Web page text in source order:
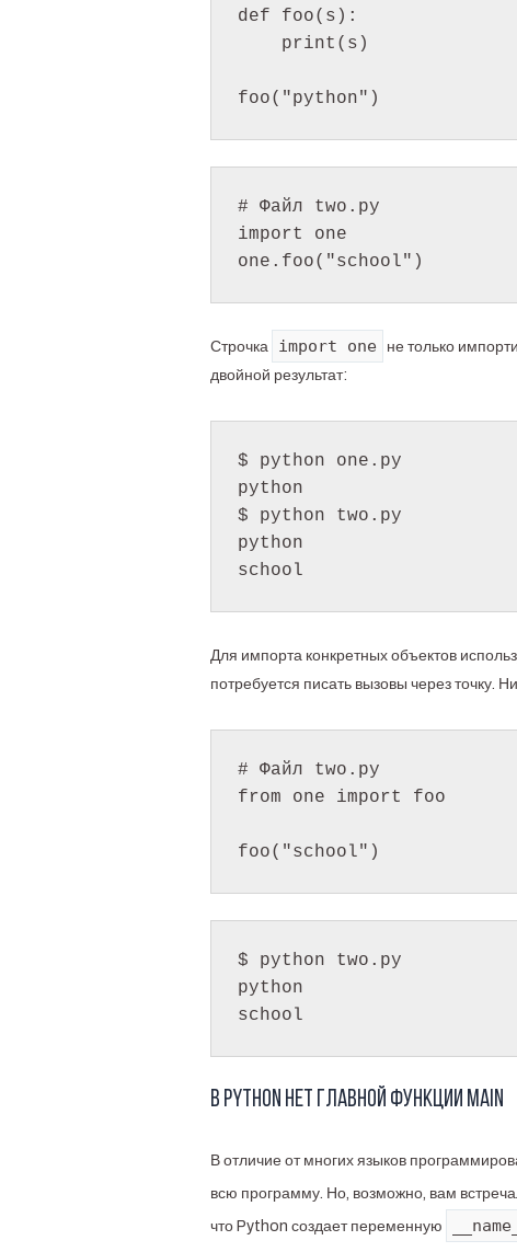
def foo(s):
# Файл two.py
import one
Строчка import one
не только
двойной результат:
$ python one.py
python
$ python two.py
python
Для импорта конкретных объектов
потребуется писать вызовы через точку.
# Файл two.py
from one import foo
foo("school")
$ python two.py
python
В Python нет главной функции main
В отличие от многих языков
всю программу. Но, возможно, вам
что Python создает переменную